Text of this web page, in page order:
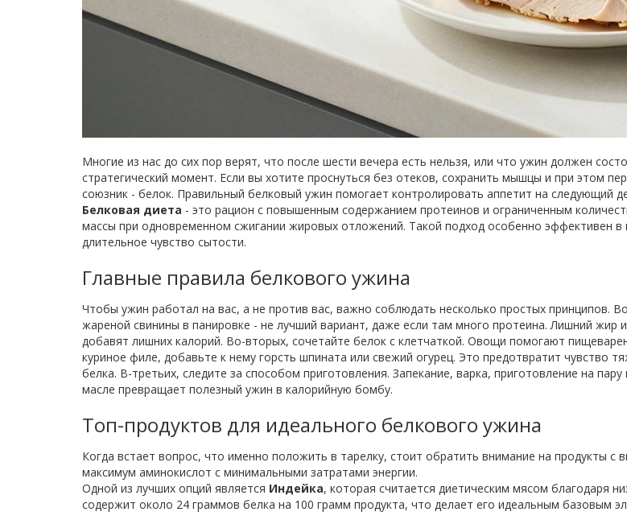
Многие из нас до сих пор верят, что после шести вечера есть нельзя, или что ужин должен
стратегический момент. Если вы хотите проснуться без отеков, сохранить мышцы и при этом
союзник - белок. Правильный белковый ужин помогает контролировать аппетит на следующий
Белковая диета - это рацион с повышенным содержанием протеинов и ограниченным
массы при одновременном сжигании жировых отложений. Такой подход особенно эффективен
длительное чувство сытости.
Главные правила белкового ужина
Чтобы ужин работал на вас, а не против вас, важно соблюдать несколько простых принципов.
жареной свинины в панировке - не лучший вариант, даже если там много протеина. Лишний жир
добавят лишних калорий. Во-вторых, сочетайте белок с клетчаткой. Овощи помогают
куриное филе, добавьте к нему горсть шпината или свежий огурец. Это предотвратит чувство
белка. В-третьих, следите за способом приготовления. Запекание, варка, приготовление на
масле превращает полезный ужин в калорийную бомбу.
Топ-продуктов для идеального белкового ужина
Когда встает вопрос, что именно положить в тарелку, стоит обратить внимание на продукты с
максимум аминокислот с минимальными затратами энергии.
Одной из лучших опций является Индейка, которая считается диетическим мясом благодаря
содержит около 24 граммов белка на 100 грамм продукта, что делает его идеальным базовым